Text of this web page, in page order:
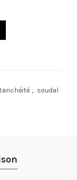
, soudal